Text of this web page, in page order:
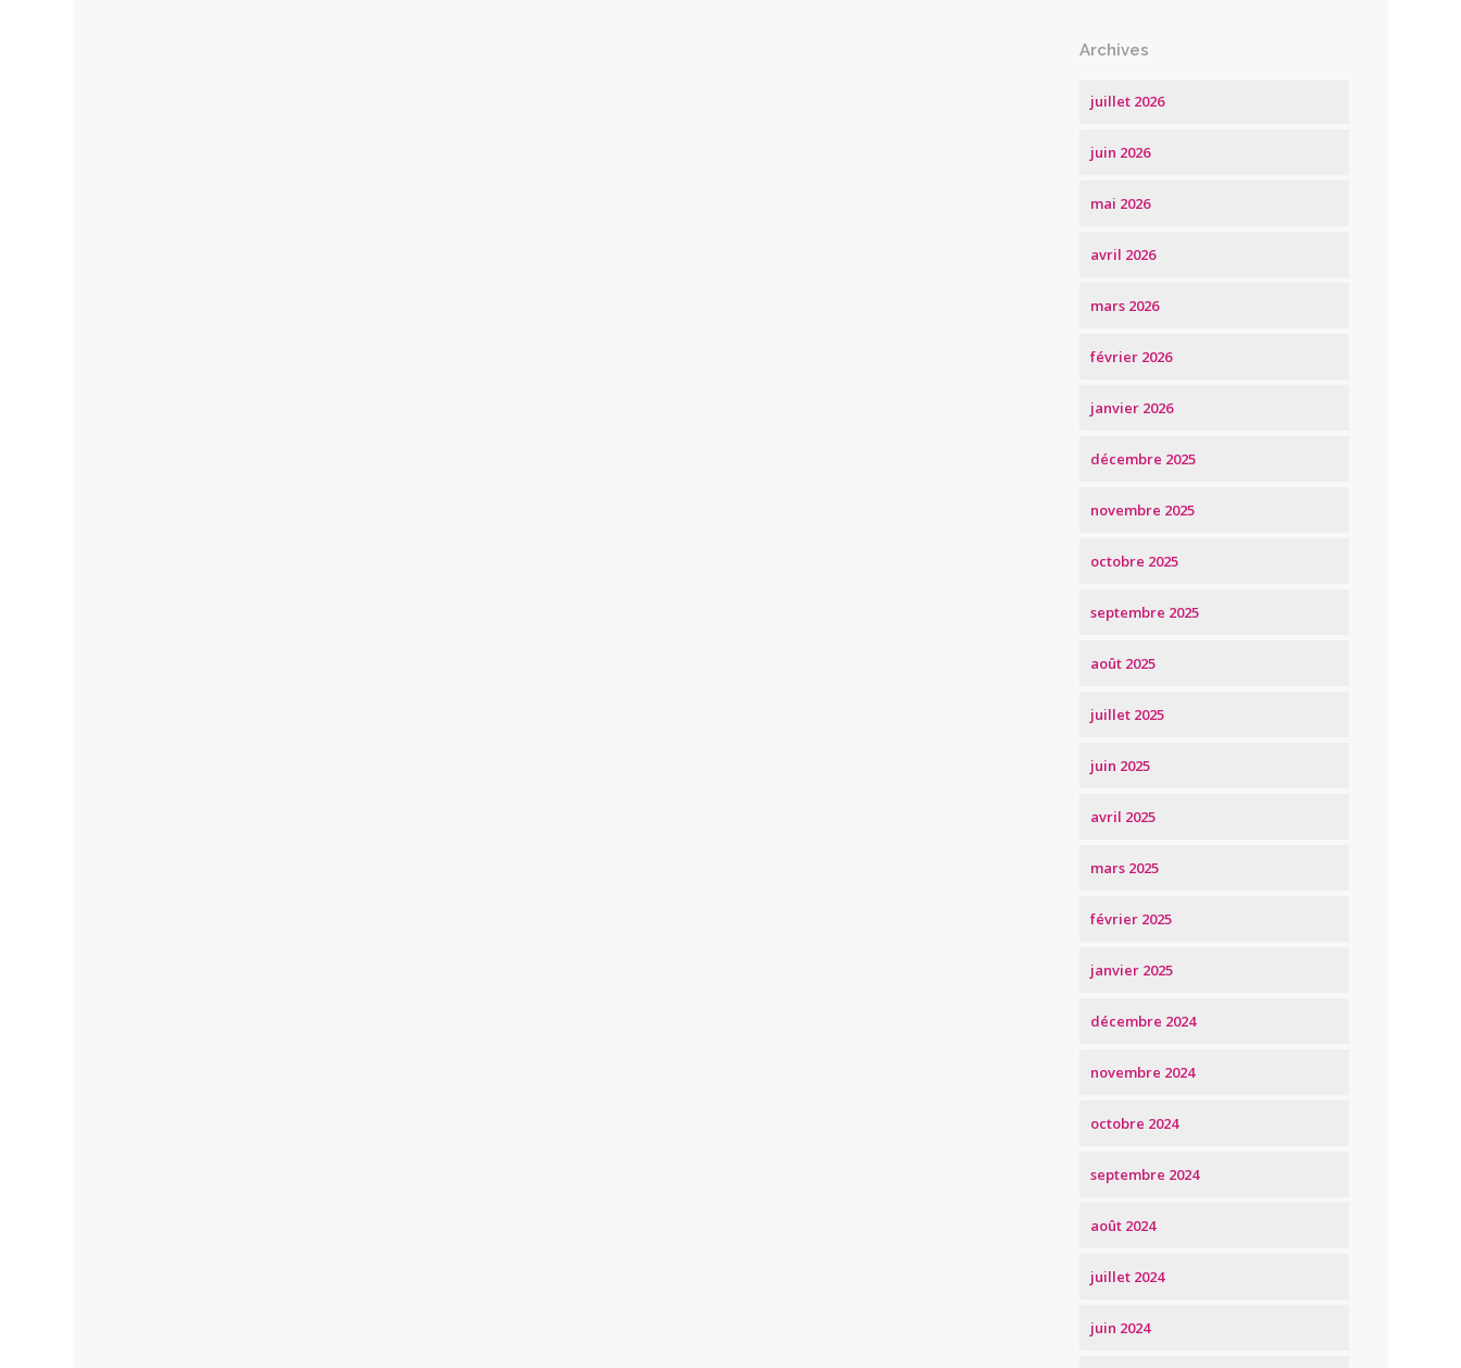
Archives
juillet 2026
juin 2026
mai 2026
avril 2026
mars 2026
février 2026
janvier 2026
décembre 2025
novembre 2025
octobre 2025
septembre 2025
août 2025
juillet 2025
juin 2025
avril 2025
mars 2025
février 2025
janvier 2025
décembre 2024
novembre 2024
octobre 2024
septembre 2024
août 2024
juillet 2024
juin 2024